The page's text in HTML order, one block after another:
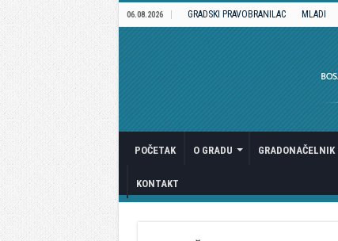
06.08.2026 GRADSKI PRAVOBRANILAC MLADI
POČETAK O GRADU GRADONAČELNIK
KONTAKT